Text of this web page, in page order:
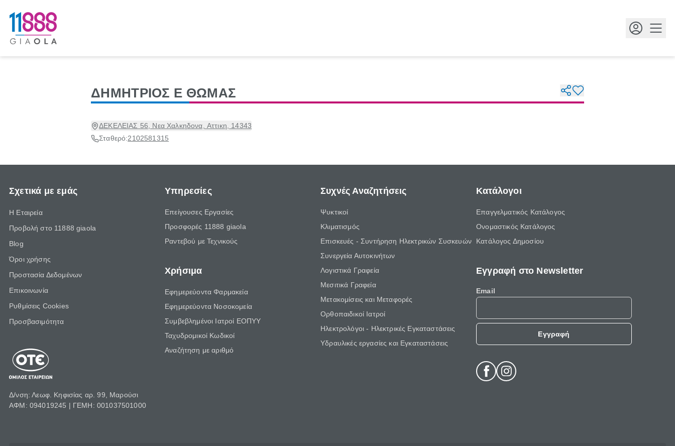
ΔΗΜΗΤΡΙΟΣ Ε ΘΩΜΑΣ
ΔΕΚΕΛΕΙΑΣ 56, Νεα Χαλκηδονα, Αττικη, 14343
Σταθερό:2102581315
Σχετικά με εμάς
Η Εταιρεία
Προβολή στο 11888 giaola
Blog
Όροι χρήσης
Προστασία Δεδομένων
Επικοινωνία
Ρυθμίσεις Cookies
Προσβασιμότητα
Δ/νση: Λεωφ. Κηφισίας αρ. 99, Μαρούσι
ΑΦΜ: 094019245 | ΓΕΜΗ: 001037501000
Υπηρεσίες
Επείγουσες Εργασίες
Προσφορές 11888 giaola
Ραντεβού με Τεχνικούς
Χρήσιμα
Εφημερεύοντα Φαρμακεία
Εφημερεύοντα Νοσοκομεία
Συμβεβλημένοι Ιατροί ΕΟΠΥΥ
Ταχυδρομικοί Κωδικοί
Αναζήτηση με αριθμό
Συχνές Αναζητήσεις
Ψυκτικοί
Κλιματισμός
Επισκευές - Συντήρηση Ηλεκτρικών Συσκευών
Συνεργεία Αυτοκινήτων
Λογιστικά Γραφεία
Μεσιτικά Γραφεία
Μετακομίσεις και Μεταφορές
Ορθοπαιδικοί Ιατροί
Ηλεκτρολόγοι - Ηλεκτρικές Εγκαταστάσεις
Υδραυλικές εργασίες και Εγκαταστάσεις
Κατάλογοι
Επαγγελματικός Κατάλογος
Ονομαστικός Κατάλογος
Κατάλογος Δημοσίου
Εγγραφή στο Newsletter
Email
Εγγραφή